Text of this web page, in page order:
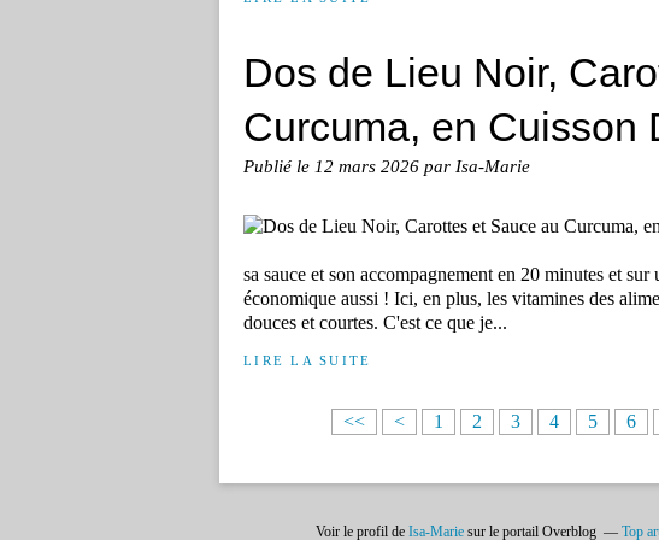
Dos de Lieu Noir,
Curcuma, en Cuisson
Publié le 12 mars 2026 par Isa-Marie
sa sauce et son accompagnement en 20 minutes et
économique aussi ! Ici, en plus, les vitamines des
douces et courtes. C'est ce que je...
LIRE LA SUITE
<< < 1 2 3 4 5 6
Voir le profil de Isa-Marie sur le portail Overblog Top